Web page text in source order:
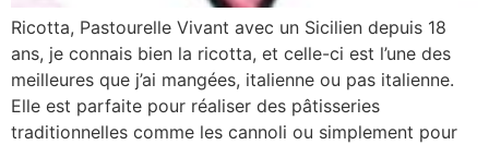
Ricotta, Pastourelle Vivant avec un Sicilien depuis 18
ans, je connais bien la ricotta, et celle-ci est l’une des
meilleures que j’ai mangées, italienne ou pas italienne.
Elle est parfaite pour réaliser des pâtisseries
traditionnelles comme les cannoli ou simplement pour